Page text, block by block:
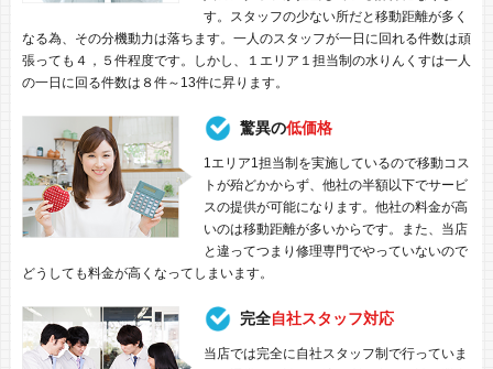
す。スタッフの少ない所だと移動距離が多く
なる為、その分機動力は落ちます。一人のスタッフが一日に回れる件数は頑
張っても４，５件程度です。しかし、１エリア１担当制の水りんくすは一人
の一日に回る件数は８件～13件に昇ります。
驚異の低価格
1エリア1担当制を実施しているので移動コス
トが殆どかからず、他社の半額以下でサービ
スの提供が可能になります。他社の料金が高
いのは移動距離が多いからです。また、当店
と違ってつまり修理専門でやっていないので
どうしても料金が高くなってしまいます。
完全自社スタッフ対応
当店では完全に自社スタッフ制で行っていま